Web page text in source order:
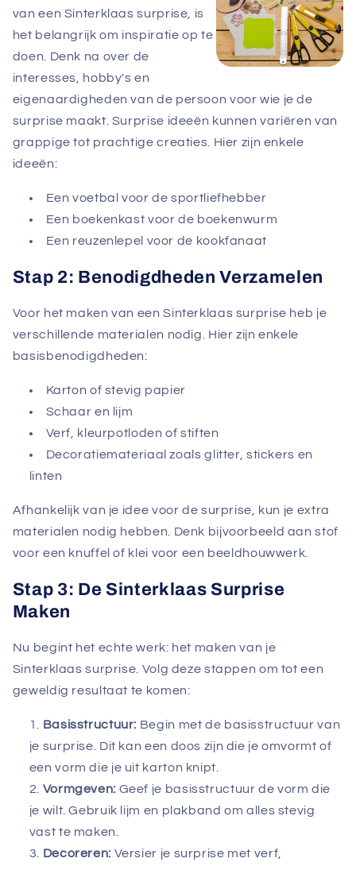
van een Sinterklaas surprise, is
het belangrijk om inspiratie op te
doen. Denk na over de
interesses, hobby's en
eigenaardigheden van de persoon voor wie je de
surprise maakt. Surprise ideeën kunnen variëren van
grappige tot prachtige creaties. Hier zijn enkele
ideeën:
Een voetbal voor de sportliefhebber
Een boekenkast voor de boekenwurm
Een reuzenlepel voor de kookfanaat
Stap 2: Benodigdheden Verzamelen
Voor het maken van een Sinterklaas surprise heb je
verschillende materialen nodig. Hier zijn enkele
basisbenodigdheden:
Karton of stevig papier
Schaar en lijm
Verf, kleurpotloden of stiften
Decoratiemateriaal zoals glitter, stickers en
linten
Afhankelijk van je idee voor de surprise, kun je extra
materialen nodig hebben. Denk bijvoorbeeld aan stof
voor een knuffel of klei voor een beeldhouwwerk.
Stap 3: De Sinterklaas Surprise
Maken
Nu begint het echte werk: het maken van je
Sinterklaas surprise. Volg deze stappen om tot een
geweldig resultaat te komen:
Basisstructuur: Begin met de basisstructuur van
je surprise. Dit kan een doos zijn die je omvormt of
een vorm die je uit karton knipt.
Vormgeven: Geef je basisstructuur de vorm die
je wilt. Gebruik lijm en plakband om alles stevig
vast te maken.
Decoreren: Versier je surprise met verf,